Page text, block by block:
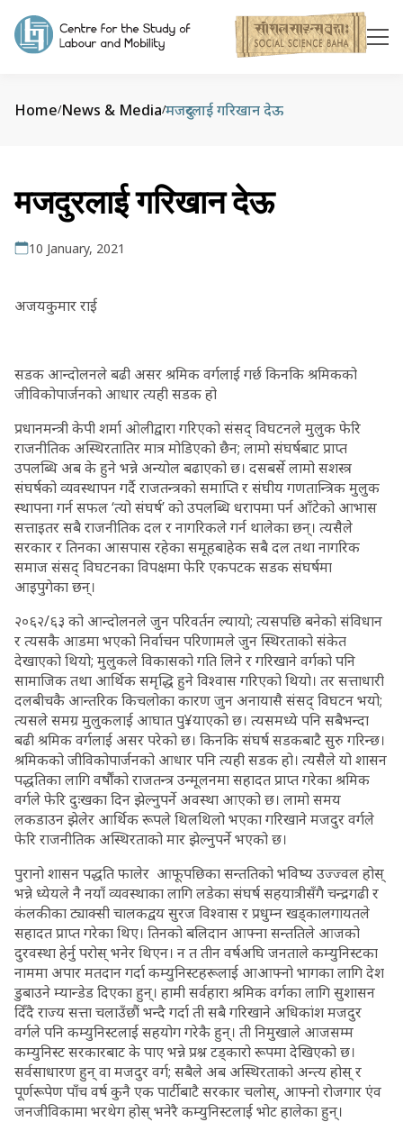
Home/News & Media/मजदुरलाई गरिखान देऊ
मजदुरलाई गरिखान देऊ
10 January, 2021
अजयकुमार राई
सडक आन्दोलनले बढी असर श्रमिक वर्गलाई गर्छ किनकि श्रमिकको
जीविकोपार्जनको आधार त्यही सडक हो
प्रधानमन्त्री केपी शर्मा ओलीद्वारा गरिएको संसद् विघटनले मुलुक फेरि
राजनीतिक अस्थिरतातिर मात्र मोडिएको छैन; लामो संघर्षबाट प्राप्त
उपलब्धि अब के हुने भन्ने अन्योल बढाएको छ। दसबर्से लामो सशस्त्र
संघर्षको व्यवस्थापन गर्दै राजतन्त्रको समाप्ति र संघीय गणतान्त्रिक मुलुक
स्थापना गर्न सफल ‘त्यो संघर्ष’ को उपलब्धि धरापमा पर्न आँटेको आभास
सत्ताइतर सबै राजनीतिक दल र नागरिकले गर्न थालेका छन्। त्यसैले
सरकार र तिनका आसपास रहेका समूहबाहेक सबै दल तथा नागरिक
समाज संसद् विघटनका विपक्षमा फेरि एकपटक सडक संघर्षमा
आइपुगेका छन्।
२०६२/६३ को आन्दोलनले जुन परिवर्तन ल्यायो; त्यसपछि बनेको संविधान
र त्यसकै आडमा भएको निर्वाचन परिणामले जुन स्थिरताको संकेत
देखाएको थियो; मुलुकले विकासको गति लिने र गरिखाने वर्गको पनि
सामाजिक तथा आर्थिक समृद्धि हुने विश्वास गरिएको थियो। तर सत्ताधारी
दलबीचकै आन्तरिक किचलोका कारण जुन अनायासै संसद् विघटन भयो;
त्यसले समग्र मुलुकलाई आघात पु¥याएको छ। त्यसमध्ये पनि सबैभन्दा
बढी श्रमिक वर्गलाई असर परेको छ। किनकि संघर्ष सडकबाटै सुरु गरिन्छ।
श्रमिकको जीविकोपार्जनको आधार पनि त्यही सडक हो। त्यसैले यो शासन
पद्धतिका लागि वर्षौंको राजतन्त्र उन्मूलनमा सहादत प्राप्त गरेका श्रमिक
वर्गले फेरि दुःखका दिन झेल्नुपर्ने अवस्था आएको छ। लामो समय
लकडाउन झेलेर आर्थिक रूपले थिलथिलो भएका गरिखाने मजदुर वर्गले
फेरि राजनीतिक अस्थिरताको मार झेल्नुपर्ने भएको छ।
पुरानो शासन पद्धति फालेर आफूपछिका सन्ततिको भविष्य उज्ज्वल होस्
भन्ने ध्येयले नै नयाँ व्यवस्थाका लागि लडेका संघर्ष सहयात्रीसँगै चन्द्रगढी र
कंलकीका ट्याक्सी चालकद्वय सुरज विश्वास र प्रधुम्न खड्कालगायतले
सहादत प्राप्त गरेका थिए। तिनको बलिदान आफ्ना सन्ततिले आजको
दुरवस्था हेर्नु परोस् भनेर थिएन। न त तीन वर्षअघि जनताले कम्युनिस्टका
नाममा अपार मतदान गर्दा कम्युनिस्टहरूलाई आआफ्नो भागका लागि देश
डुबाउने म्यान्डेड दिएका हुन्। हामी सर्वहारा श्रमिक वर्गका लागि सुशासन
दिँदै राज्य सत्ता चलाउँछौं भन्दै गर्दा ती सबै गरिखाने अधिकांश मजदुर
वर्गले पनि कम्युनिस्टलाई सहयोग गरेकै हुन्। ती निमुखाले आजसम्म
कम्युनिस्ट सरकारबाट के पाए भन्ने प्रश्न टड्कारो रूपमा देखिएको छ।
सर्वसाधारण हुन् वा मजदुर वर्ग; सबैले अब अस्थिरताको अन्त्य होस् र
पूर्णरूपेण पाँच वर्ष कुनै एक पार्टीबाटै सरकार चलोस्, आफ्नो रोजगार एंव
जनजीविकामा भरथेग होस् भनेरै कम्युनिस्टलाई भोट हालेका हुन्।